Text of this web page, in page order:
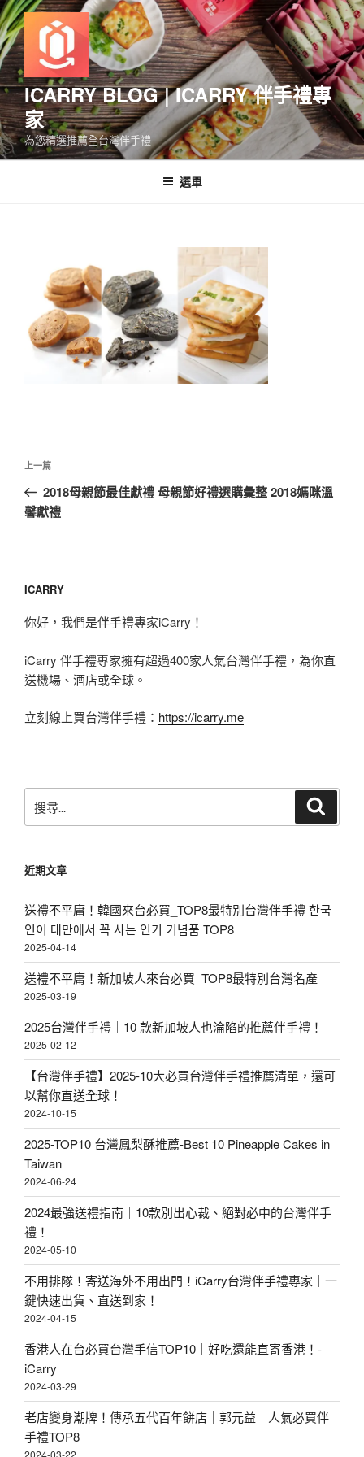
跳
至
主
要
內
容
ICARRY BLOG | ICARRY 伴手禮專
家
為您精選推薦全台灣伴手禮
選單
文
導
覽
上
一
篇
上一篇
2018母親節最佳獻禮 母親節好禮選購彙整 2018媽咪溫
馨獻禮
ICARRY
你好，我們是伴手禮專家iCarry！
iCarry 伴手禮專家擁有超過400家人氣台灣伴手禮，為你直
送機場、酒店或全球。
立刻線上買台灣伴手禮： https://icarry.me
尋
字:
近期文章
送禮不平庸！韓國來台必買_TOP8最特別台灣伴手禮 한국
인이 대만에서 꼭 사는 인기 기념품 TOP8
2025-04-14
送禮不平庸！新加坡人來台必買_TOP8最特別台灣名產
2025-03-19
2025台灣伴手禮｜10 款新加坡人也淪陷的推薦伴手禮！
2025-02-12
【台灣伴手禮】2025-10大必買台灣伴手禮推薦清單，還可
以幫你直送全球！
2024-10-15
2025-TOP10 台灣鳳梨酥推薦-Best 10 Pineapple Cakes in
Taiwan
2024-06-24
2024最強送禮指南｜10款別出心裁、絕對必中的台灣伴手
禮！
2024-05-10
不用排隊！寄送海外不用出門！iCarry台灣伴手禮專家｜一
鍵快速出貨、直送到家！
2024-04-15
香港人在台必買台灣手信TOP10｜好吃還能直寄香港！-
iCarry
2024-03-29
老店變身潮牌！傳承五代百年餅店｜郭元益｜人氣必買伴
手禮TOP8